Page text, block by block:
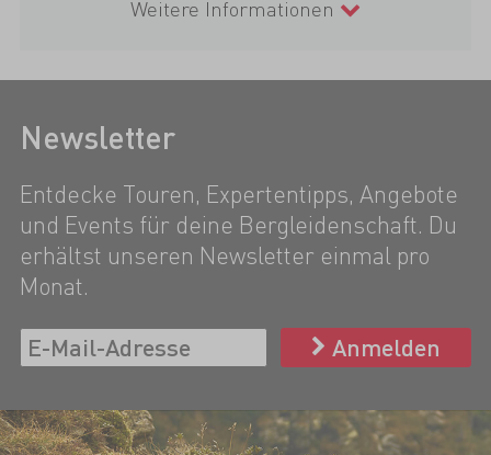
Weitere Informationen
Newsletter
Entdecke Touren, Expertentipps, Angebote
und Events für deine Bergleidenschaft. Du
erhältst unseren Newsletter einmal pro
Monat.
Anmelden